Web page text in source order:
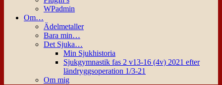
WPadmin
Om…
Ädelmetaller
Bara min…
Det Sjuka…
Min Sjukhistoria
Sjukgymnastik fas 2 v13-16 (4v) 2021 efter
ländryggsoperation 1/3-21
Om mig